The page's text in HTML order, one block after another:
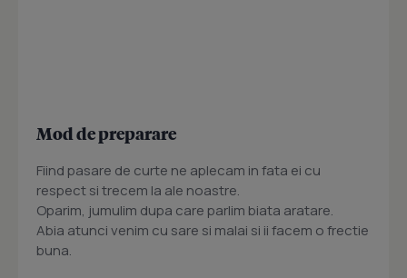
Mod de preparare
Fiind pasare de curte ne aplecam in fata ei cu
respect si trecem la ale noastre.
Oparim, jumulim dupa care parlim biata aratare.
Abia atunci venim cu sare si malai si ii facem o frectie
buna.